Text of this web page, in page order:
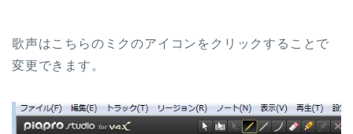
歌声はこちらのミクのアイコンをクリックすることで
変更できます。